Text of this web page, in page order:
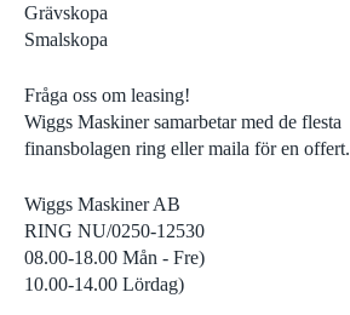
Grävskopa
Smalskopa
Fråga oss om leasing!
Wiggs Maskiner samarbetar med de flesta
finansbolagen ring eller maila för en offert.
Wiggs Maskiner AB
RING NU/0250-12530
08.00-18.00 Mån - Fre)
10.00-14.00 Lördag)